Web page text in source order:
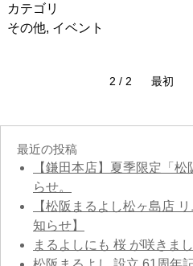
カテゴリ
その他, イベント
2 / 2 最初
最近の投稿
【鎌田本店】夏季限定「
らせ。
【松阪まるよし松ヶ島店
知らせ】
まるよしにも 桜 が咲きまし